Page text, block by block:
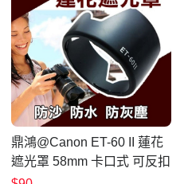
鼎鴻@Canon ET-60 II 蓮花
遮光罩 58mm 卡口式 可反扣
EF 75-300mm 90-300mm